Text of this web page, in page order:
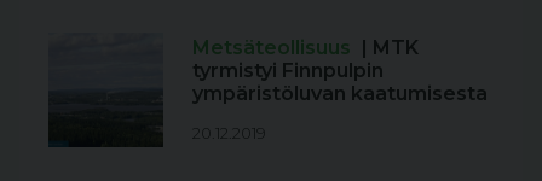
Metsäteollisuus
| MTK
tyrmistyi Finnpulpin
ympäristöluvan kaatumisesta
20.12.2019